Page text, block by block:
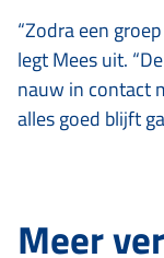
“Zodra een
legt Mees uit.
nauw in contact
alles goed blijft
Meer